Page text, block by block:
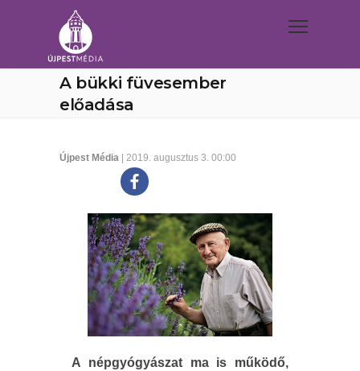
A bükki füvesember
előadása
Újpest Média | 2019. augusztus 3. 00:00
A népgyógyászat ma is működő,